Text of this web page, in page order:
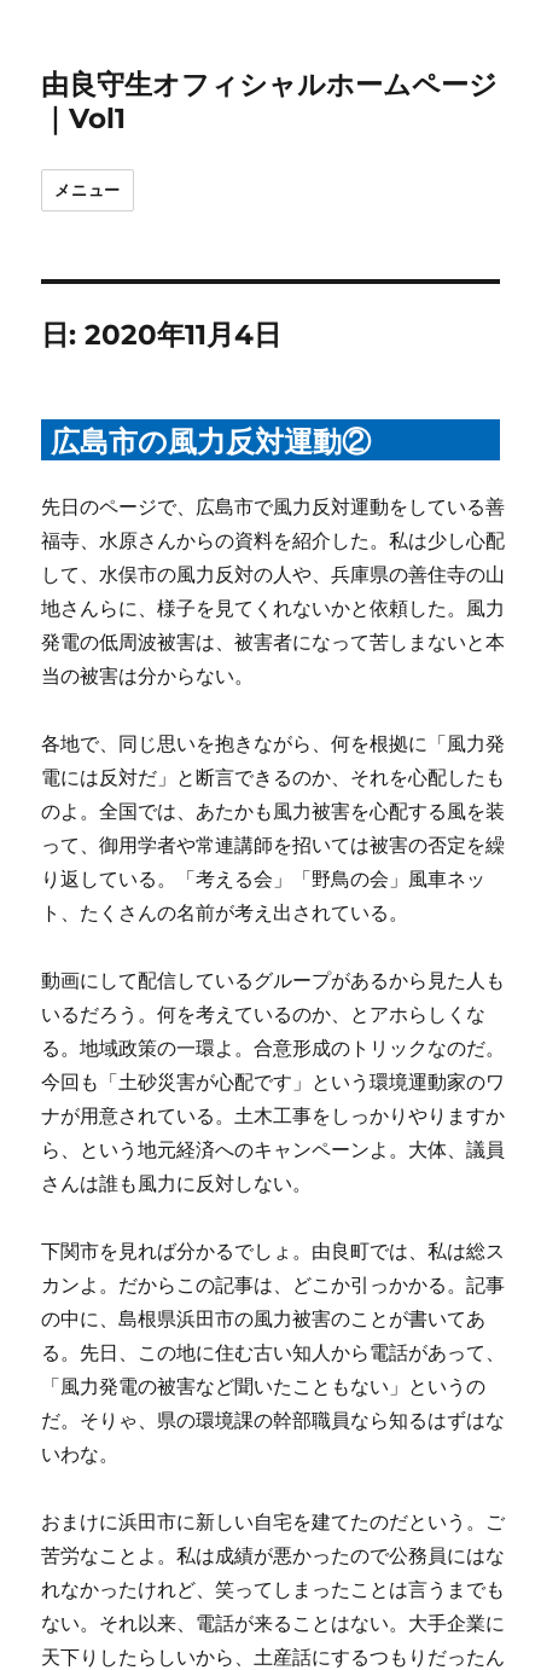
由良守生オフィシャルホームページ
｜Vol1
メニュー
日:2020年11月4日
広島市の風力反対運動②
先日のページで、広島市で風力反対運動をしている善
福寺、水原さんからの資料を紹介した。私は少し心配
して、水俣市の風力反対の人や、兵庫県の善住寺の山
地さんらに、様子を見てくれないかと依頼した。風力
発電の低周波被害は、被害者になって苦しまないと本
当の被害は分からない。
各地で、同じ思いを抱きながら、何を根拠に「風力発
電には反対だ」と断言できるのか、それを心配したも
のよ。全国では、あたかも風力被害を心配する風を装
って、御用学者や常連講師を招いては被害の否定を繰
り返している。「考える会」「野鳥の会」風車ネッ
ト、たくさんの名前が考え出されている。
動画にして配信しているグループがあるから見た人も
いるだろう。何を考えているのか、とアホらしくな
る。地域政策の一環よ。合意形成のトリックなのだ。
今回も「土砂災害が心配です」という環境運動家のワ
ナが用意されている。土木工事をしっかりやりますか
ら、という地元経済へのキャンペーンよ。大体、議員
さんは誰も風力に反対しない。
下関市を見れば分かるでしょ。由良町では、私は総ス
カンよ。だからこの記事は、どこか引っかかる。記事
の中に、島根県浜田市の風力被害のことが書いてあ
る。先日、この地に住む古い知人から電話があって、
「風力発電の被害など聞いたこともない」というの
だ。そりゃ、県の環境課の幹部職員なら知るはずはな
いわな。
おまけに浜田市に新しい自宅を建てたのだという。ご
苦労なことよ。私は成績が悪かったので公務員にはな
れなかったけれど、笑ってしまったことは言うまでも
ない。それ以来、電話が来ることはない。大手企業に
天下りしたらしいから、土産話にするつもりだったん